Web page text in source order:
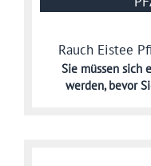
Rauch Eistee
Sie müssen sich
werden,bevor